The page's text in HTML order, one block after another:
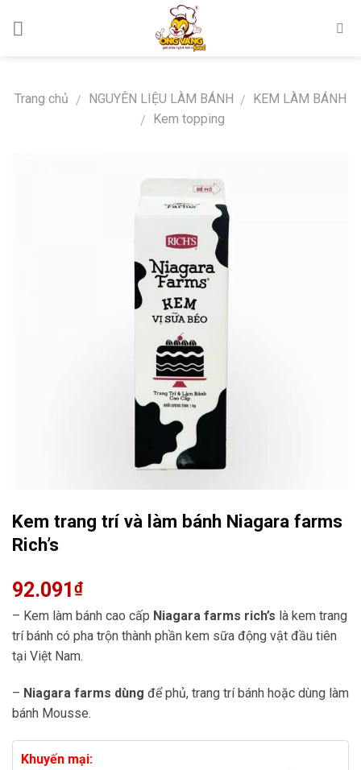
Trang chủ / NGUYÊN LIỆU LÀM BÁNH / KEM LÀM BÁNH
/ Kem topping
Kem trang trí và làm bánh Niagara farms
Rich’s
92.091 ₫
– Kem làm bánh cao cấp Niagara farms rich’s là kem trang
trí bánh có pha trộn thành phần kem sữa động vật đầu tiên
tại Việt Nam.
– Niagara farms dùng để phủ, trang trí bánh hoặc dùng làm
bánh Mousse.
Khuyến mại: